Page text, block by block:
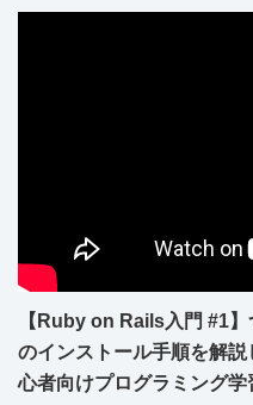
【Ruby on Rails入門 #1
のインストール手順を解
心者向けプログラミング学